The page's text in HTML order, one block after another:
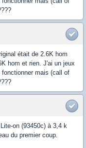
était de 2.6K hom
hom et rien. J'ai un jeux
mais (call of
on (93450c) à 3,4 k
du premier coup.